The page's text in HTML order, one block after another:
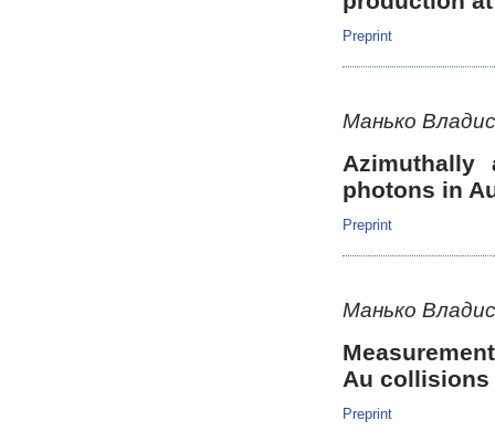
Preprint
Манько
Azimuthally
photons in
Preprint
Манько
Au
Preprint